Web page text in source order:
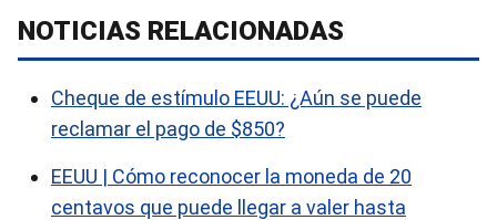
NOTICIAS RELACIONADAS
Cheque de estímulo EEUU: ¿Aún se puede
reclamar el pago de $850?
EEUU | Cómo reconocer la moneda de 20
centavos que puede llegar a valer hasta